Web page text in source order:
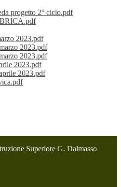
progetto 2° ciclo.pdf
2023.pdf
2023.pdf
2023.pdf
2023.pdf
2023.pdf
Superiore G. Dalmasso